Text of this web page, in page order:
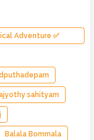
Adventure ✅
Quest ✅ Fairy Tale
sahityam
Balala Bommala